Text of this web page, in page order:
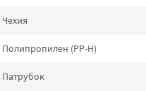
Чехия
Полипропилен (PP-H)
Патрубок